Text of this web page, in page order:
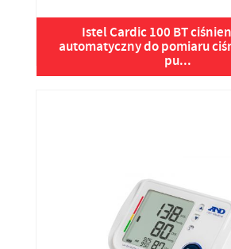
Istel Cardic 100 BT
automatyczny do pomiaru
pu...